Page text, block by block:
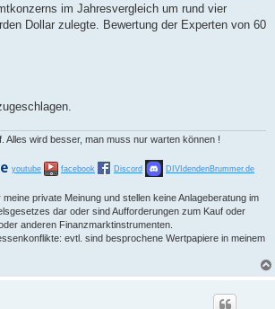
im Jahresvergleich um rund vier
Dollar zulegte. Bewertung der Experten von 60
Alles wird besser, man muss nur warten können !
youtube facebook Discord DIVIdendenBrummer.de
private Meinung und stellen keine Anlageberatung im
dar oder sind Aufforderungen zum Kauf oder
anderen Finanzmarktinstrumenten.
evtl. sind besprochene Wertpapiere in meinem